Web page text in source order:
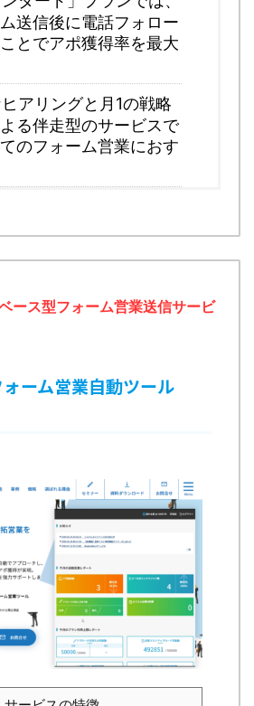
送信後に電話フォロー
とでアポ獲得率を最大
アリングと月1の戦略
る伴走型のサービスで
のフォーム営業におす
ース型フォーム営業送信サービ
ーム営業自動ツール